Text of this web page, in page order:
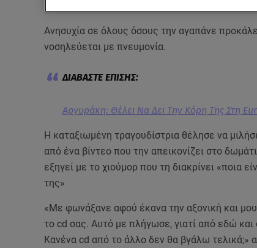
Ανησυχία σε όλους όσους την αγαπάνε
νοσηλεύεται με πνευμονία.
Αργυράκη: Θέλει Να Δει Την Κόρη Της Στη
Η καταξιωμένη τραγουδίστρια θέλησε να
από ένα βίντεο που την απεικονίζει στο
εξηγεί με το χιούμορ που τη διακρίνει «ποια
της»
«Με φωνάξανε αφού έκανα την αξονική και
το cd σας. Αυτό με πλήγωσε, γιατί από εδώ
Κανένα cd από το άλλο δεν θα βγάλω τελικά;»